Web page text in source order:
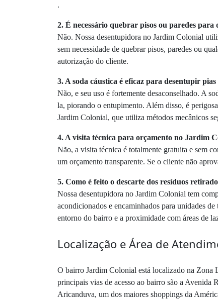
.
2. É necessário quebrar pisos ou paredes
Não. Nossa desentupidora no Jardim Colonial
sem necessidade de quebrar pisos, paredes ou
autorização do cliente.
3. A soda cáustica é eficaz para desentupir
Não, e seu uso é fortemente desaconselhado. A
la, piorando o entupimento. Além disso, é
Jardim Colonial, que utiliza métodos mecânicos
4. A visita técnica para orçamento no Jardim
Não, a visita técnica é totalmente gratuita e sem
um orçamento transparente. Se o cliente não
5. Como é feito o descarte dos resíduos
Nossa desentupidora no Jardim Colonial tem
acondicionados e encaminhados para unidades
entorno do bairro e a proximidade com áreas de
Localização e Área de
O bairro Jardim Colonial está localizado na Zona
principais vias de acesso ao bairro são a
Aricanduva, um dos maiores shoppings da